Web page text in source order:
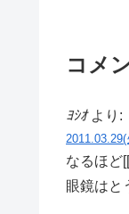
コメ
ﾖｼｵ より:
なるほど
眼鏡はと